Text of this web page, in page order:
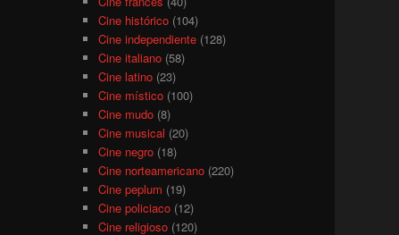
Cine histórico(104)
Cine independiente(128)
Cine italiano(58)
Cine latino(23)
Cine místico(100)
Cine mudo(8)
Cine musical (20)
Cine negro(18)
Cine norteamericano(220)
Cine peplum (19)
Cine policiaco(12)
Cine religioso(120)